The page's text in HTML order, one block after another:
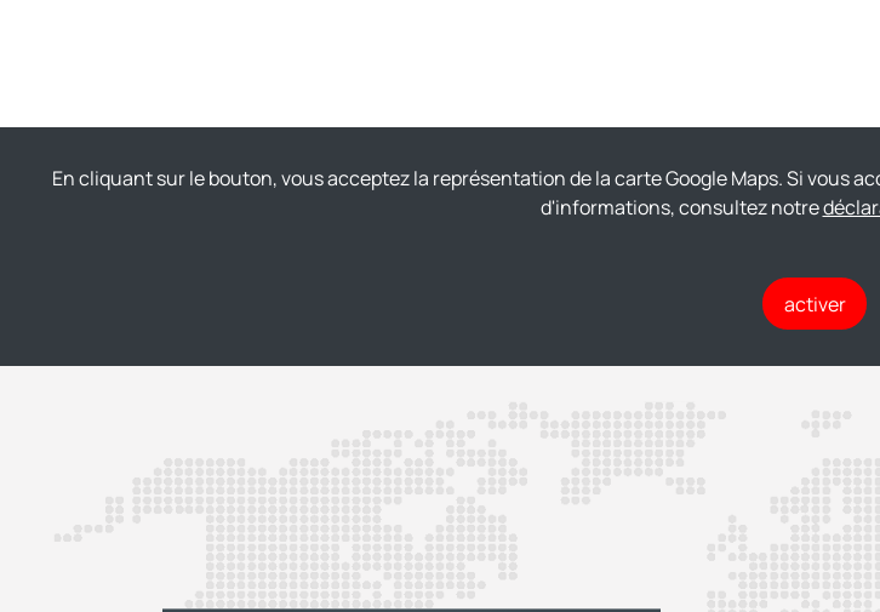
En cliquant sur le bouton, vous acceptez la représentation de la carte Google Maps. Si vous
d'informations, consultez notre
activer